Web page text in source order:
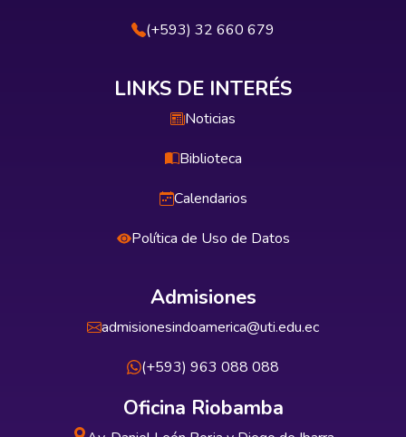
(+593) 32 660 679
LINKS DE INTERÉS
Noticias
Biblioteca
Calendarios
Política de Uso de Datos
Admisiones
admisionesindoamerica@uti.edu.ec
(+593) 963 088 088
Oficina Riobamba